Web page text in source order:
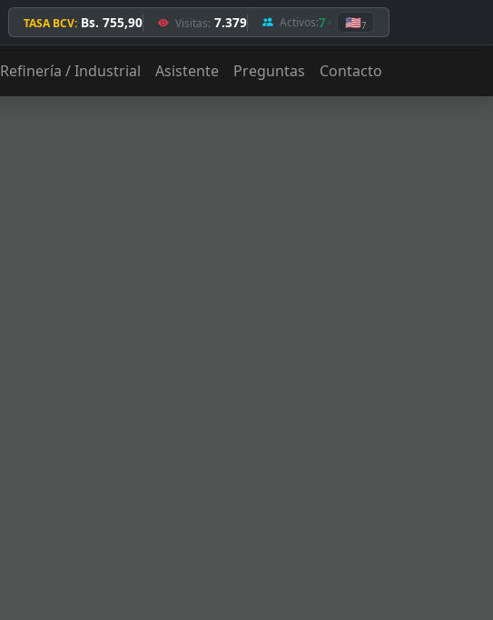
TASA BCV: Bs. 755,90 Visitas: 7.379 Activos:7 🇺🇸7
Refinería / Industrial Asistente Preguntas Contacto